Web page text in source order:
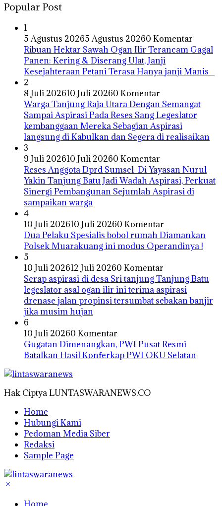
Popular Post
1
5 Agustus 20265 Agustus 20260 Komentar
Ribuan Hektar Sawah Ogan Ilir Terancam Gagal
Panen: Kering & Diserang Ulat, Janji
Kesejahteraan Petani Terasa Hanya janji Manis
2
8 Juli 202610 Juli 20260 Komentar
Warga Tanjung Raja Utara Dengan Semangat
Sampai Aspirasi Pada Reses Sang Legeslator
kembanggaan Mereka Sebagian Aspirasi
langsung di Kabulkan dan Segera di realisaikan
3
9 Juli 202610 Juli 20260 Komentar
Reses Anggota Dprd Sumsel Di Yayasan Nurul
Yakin Tanjung Batu Jadi Wadah Aspirasi, Perkuat
Sinergi Pembangunan Sejumlah Aspirasi di
sampaikan warga
4
10 Juli 202610 Juli 20260 Komentar
Dua Pelaku Spesialis bobol rumah Diamankan
Polsek Muarakuang ini modus Operandinya !
5
10 Juli 202612 Juli 20260 Komentar
Serap aspirasi di desa Sri tanjung Tanjung Batu
legeslator asal ogan ilir ini terima aspirasi
drenase jalan propinsi tersumbat sebakan banjir
jika musim hujan
6
10 Juli 20260 Komentar
Gugatan Dimenangkan, PWI Pusat Resmi
Batalkan Hasil Konferkap PWI OKU Selatan
Hak Ciptya LUNTASWARANEWS.CO
Home
Hubungi Kami
Pedoman Media Siber
Redaksi
Sample Page